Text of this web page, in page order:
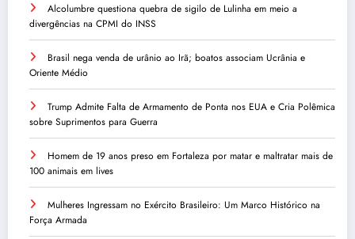
Alcolumbre questiona quebra de sigilo de Lulinha em meio a
divergências na CPMI do INSS
Brasil nega venda de urânio ao Irã; boatos associam Ucrânia e
Oriente Médio
Trump Admite Falta de Armamento de Ponta nos EUA e Cria Polêmica
sobre Suprimentos para Guerra
Homem de 19 anos preso em Fortaleza por matar e maltratar mais de
100 animais em lives
Mulheres Ingressam no Exército Brasileiro: Um Marco Histórico na
Força Armada